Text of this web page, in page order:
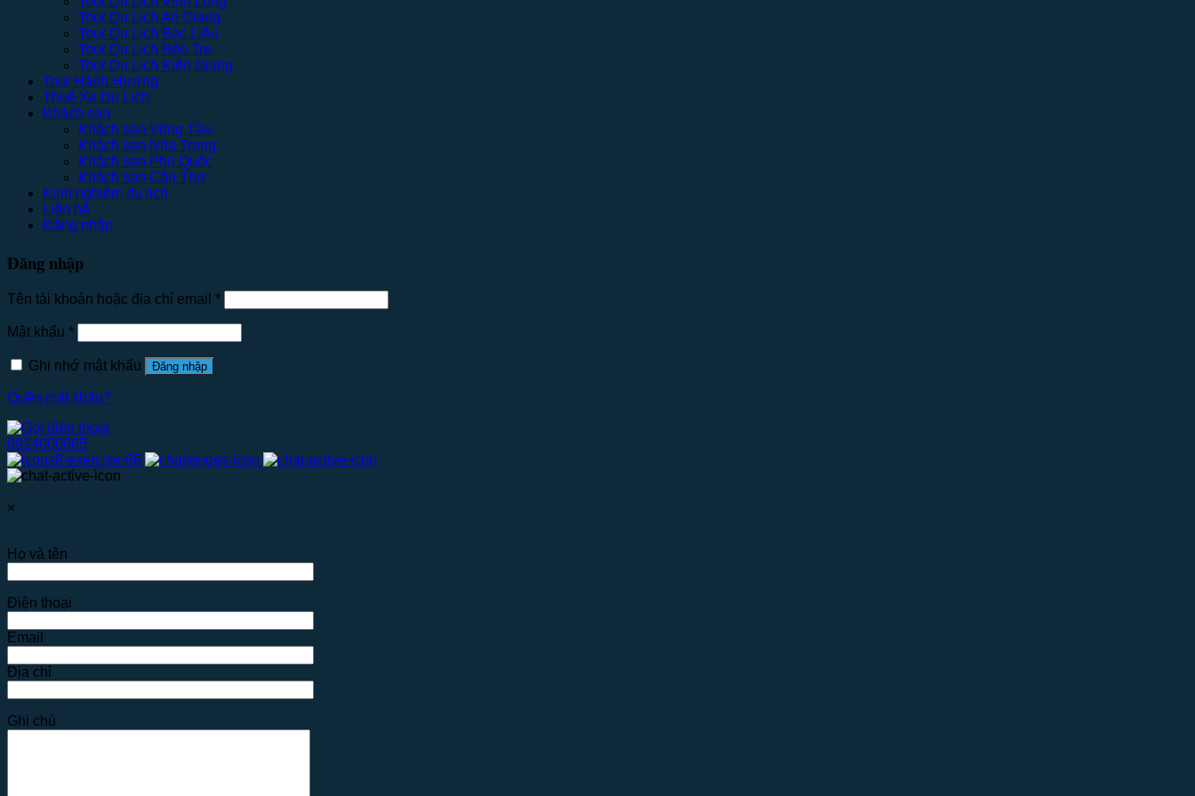
Tour Du Lịch An Giang
Tour Du Lịch Bạc Liêu
Tour Du Lịch Bến Tre
Tour Du Lịch Kiên Giang
Tour Hành Hương
Thuê Xe Du Lịch
Khách sạn
Khách sạn Vũng Tàu
Khách sạn Nha Trang
Khách sạn Phú Quốc
Khách sạn Cần Thơ
Kinh nghiệm du lịch
Liên hệ
Đăng nhập
Đăng nhập
Tên tài khoản hoặc địa chỉ email *
Mật khẩu *
Ghi nhớ mật khẩu Đăng nhập
Quên mật khẩu?
0914000065
×
Họ và tên
Điện thoại
Email
Địa chỉ
Ghi chú